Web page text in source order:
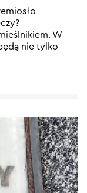
W
nie tylko